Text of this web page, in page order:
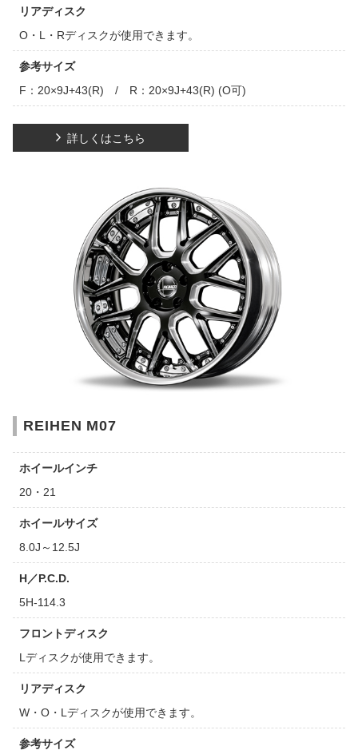
リアディスク
O・L・Rディスクが使用できます。
参考サイズ
F：20×9J+43(R) / R：20×9J+43(R) (O可)
詳しくはこちら
REIHEN M07
ホイールインチ
20・21
ホイールサイズ
8.0J～12.5J
H／P.C.D.
5H-114.3
フロントディスク
Lディスクが使用できます。
リアディスク
W・O・Lディスクが使用できます。
参考サイズ